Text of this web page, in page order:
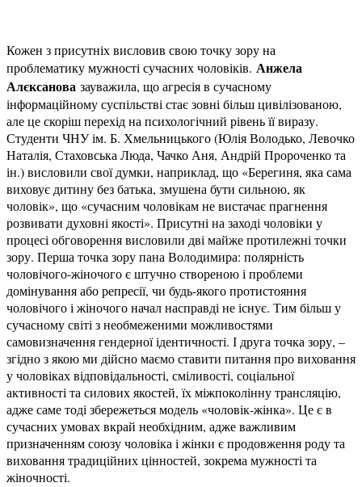
Кожен з присутніх висловив свою точку зору на
проблематику мужності сучасних чоловіків. Анжела
Алєксанова зауважила, що агресія в сучасному
інформаційному суспільстві стає зовні більш цивілізованою,
але це скоріш перехід на психологічний рівень її виразу.
Студенти ЧНУ ім. Б. Хмельницького (Юлія Володько, Левочко
Наталія, Стаховська Люда, Чачко Аня, Андрій Пророченко та
ін.) висловили свої думки, наприклад, що «Берегиня, яка сама
виховує дитину без батька, змушена бути сильною, як
чоловік», що «сучасним чоловікам не вистачає прагнення
розвивати духовні якості». Присутні на заході чоловіки у
процесі обговорення висловили дві майже протилежні точки
зору. Перша точка зору пана Володимира: полярність
чоловічого-жіночого є штучно створеною і проблеми
домінування або репресії, чи будь-якого протистояння
чоловічого і жіночого начал насправді не існує. Тим більш у
сучасному світі з необмеженими можливостями
самовизначення гендерної ідентичності. І друга точка зору, –
згідно з якою ми дійсно маємо ставити питання про виховання
у чоловіках відповідальності, сміливості, соціальної
активності та силових якостей, їх міжпоколінну трансляцію,
адже саме тоді збережеться модель «чоловік-жінка». Це є в
сучасних умовах вкрай необхідним, адже важливим
призначенням союзу чоловіка і жінки є продовження роду та
виховання традиційних цінностей, зокрема мужності та
жіночності.